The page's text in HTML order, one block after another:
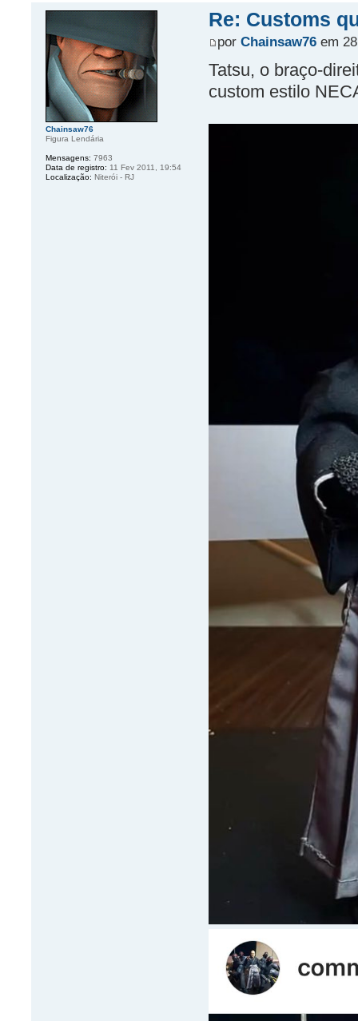
Re: Customs
por Chainsaw76em 28
Tatsu, o braço-
custom estilo
Chainsaw76
Figura Lendária
Mensagens: 7963
Data de registro: 11 Fev 2011, 19:54
Localização: Niterói - RJ